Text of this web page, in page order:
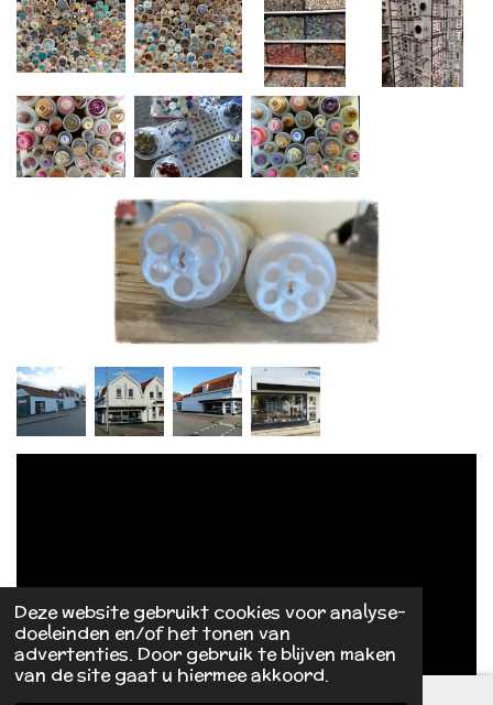
Deze website gebruikt cookies voor analyse-
doeleinden en/of het tonen van
advertenties. Door gebruik te blijven maken
van de site gaat u hiermee akkoord.